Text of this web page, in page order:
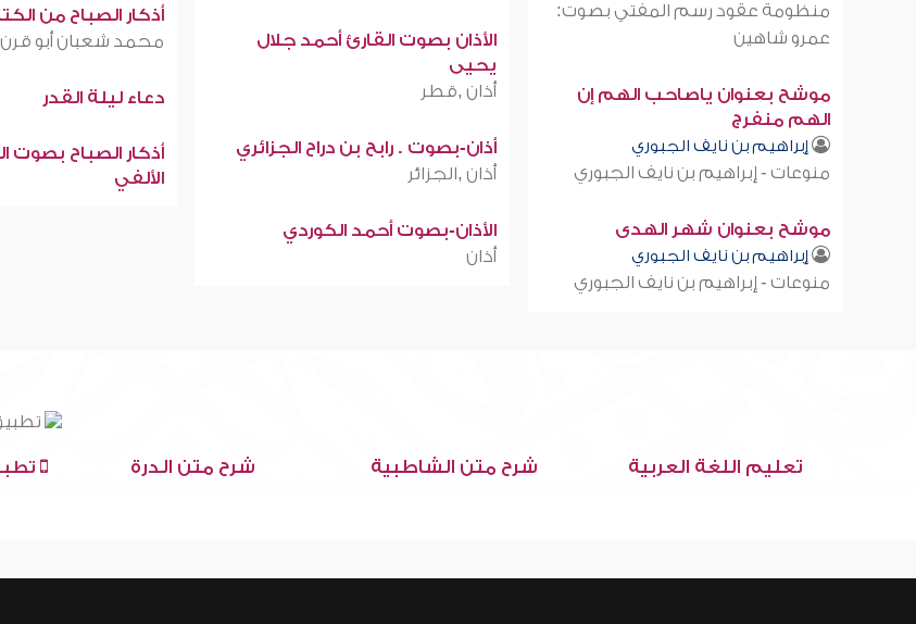
منظومة عقود رسم المفتي بصوت:
عمرو شاهين
موشح بعنوان ياصاحب الهم إن
الهم منفرج
إبراهيم بن نايف الجبوري
منوعات - إبراهيم بن نايف الجبوري
موشح بعنوان شهر الهدى
إبراهيم بن نايف الجبوري
منوعات - إبراهيم بن نايف الجبوري
الأذان بصوت القارئ أحمد جلال
يحيى
أذان ,قطر
أذان-بصوت . رابح بن دراح الجزائري
أذان ,الجزائر
الأذان-بصوت أحمد الكوردي
أذان
أذكار الصباح من
محمد شعبان أبو قرن
دعاء ليلة القدر
أذكار الصباح بصوت
الألفي
تعليم اللغة العربية شرح متن الشاطبية شرح متن الدرة